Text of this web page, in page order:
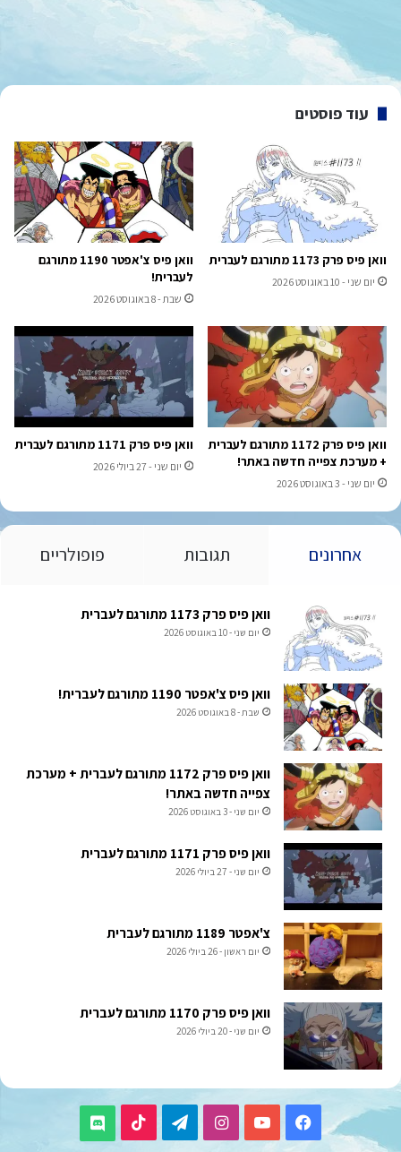
עוד פוסטים
וואן פיס פרק 1173 מתורגם לעברית
יום שני - 10 באוגוסט 2026
וואן פיס צ'אפטר 1190 מתורגם
לעברית!
שבת - 8 באוגוסט 2026
וואן פיס פרק 1172 מתורגם לעברית
+ מערכת צפייה חדשה באתר!
יום שני - 3 באוגוסט 2026
וואן פיס פרק 1171 מתורגם לעברית
יום שני - 27 ביולי 2026
אחרונים תגובות פופולריים
וואן פיס פרק 1173 מתורגם לעברית
יום שני - 10 באוגוסט 2026
וואן פיס צ'אפטר 1190 מתורגם לעברית!
שבת - 8 באוגוסט 2026
וואן פיס פרק 1172 מתורגם לעברית + מערכת
צפייה חדשה באתר!
יום שני - 3 באוגוסט 2026
וואן פיס פרק 1171 מתורגם לעברית
יום שני - 27 ביולי 2026
צ'אפטר 1189 מתורגם לעברית
יום ראשון - 26 ביולי 2026
וואן פיס פרק 1170 מתורגם לעברית
יום שני - 20 ביולי 2026
Facebook
YouTube
Instagram
Telegram
TikTok
Discord